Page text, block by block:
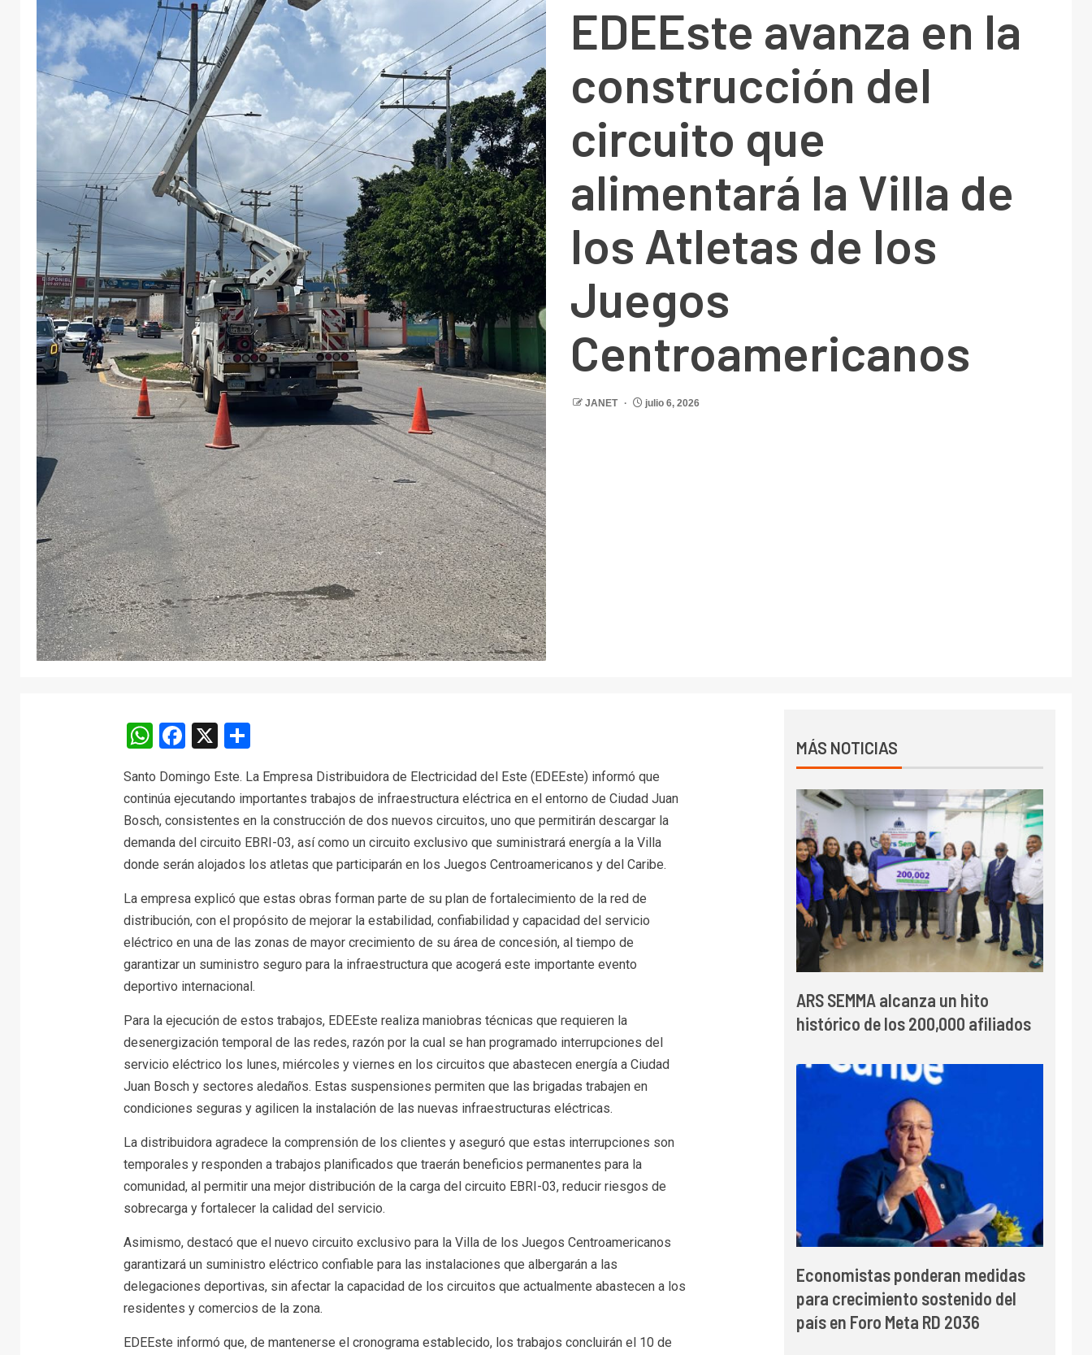
EDEEste avanza en la
construcción del
circuito que
alimentará la Villa de
los Atletas de los
Juegos
Centroamericanos
JANET julio 6, 2026
WhatsApp
Facebook
X Compartir
Santo Domingo Este. La Empresa Distribuidora de Electricidad del Este (EDEEste) informó que
continúa ejecutando importantes trabajos de infraestructura eléctrica en el entorno de Ciudad Juan
Bosch, consistentes en la construcción de dos nuevos circuitos, uno que permitirán descargar la
demanda del circuito EBRI-03, así como un circuito exclusivo que suministrará energía a la Villa
donde serán alojados los atletas que participarán en los Juegos Centroamericanos y del Caribe.
La empresa explicó que estas obras forman parte de su plan de fortalecimiento de la red de
distribución, con el propósito de mejorar la estabilidad, confiabilidad y capacidad del servicio
eléctrico en una de las zonas de mayor crecimiento de su área de concesión, al tiempo de
garantizar un suministro seguro para la infraestructura que acogerá este importante evento
deportivo internacional.
Para la ejecución de estos trabajos, EDEEste realiza maniobras técnicas que requieren la
desenergización temporal de las redes, razón por la cual se han programado interrupciones del
servicio eléctrico los lunes, miércoles y viernes en los circuitos que abastecen energía a Ciudad
Juan Bosch y sectores aledaños. Estas suspensiones permiten que las brigadas trabajen en
condiciones seguras y agilicen la instalación de las nuevas infraestructuras eléctricas.
La distribuidora agradece la comprensión de los clientes y aseguró que estas interrupciones son
temporales y responden a trabajos planificados que traerán beneficios permanentes para la
comunidad, al permitir una mejor distribución de la carga del circuito EBRI-03, reducir riesgos de
sobrecarga y fortalecer la calidad del servicio.
Asimismo, destacó que el nuevo circuito exclusivo para la Villa de los Juegos Centroamericanos
garantizará un suministro eléctrico confiable para las instalaciones que albergarán a las
delegaciones deportivas, sin afectar la capacidad de los circuitos que actualmente abastecen a los
residentes y comercios de la zona.
EDEEste informó que, de mantenerse el cronograma establecido, los trabajos concluirán el 10 de
MÁS NOTICIAS
ARS SEMMA alcanza un hito
histórico de los 200,000 afiliados
Economistas ponderan medidas
para crecimiento sostenido del
país en Foro Meta RD 2036